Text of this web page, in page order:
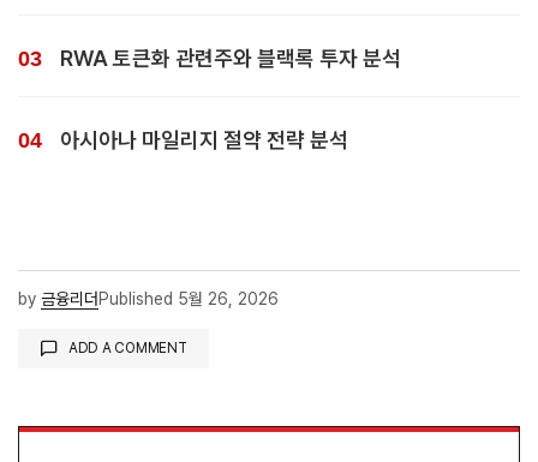
RWA 토큰화 관련주와 블랙록 투자 분석
아시아나 마일리지 절약 전략 분석
by 금융리더 Published 5월 26, 2026
ADD A COMMENT